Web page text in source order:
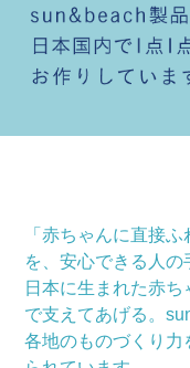
「赤ちゃんに直接
を、安心できる人の
日本に生まれた赤
で支えてあげる。
各地のものづくり